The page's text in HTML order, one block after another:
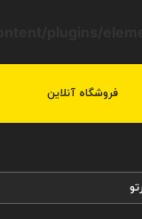
فروشگاه آنلاین